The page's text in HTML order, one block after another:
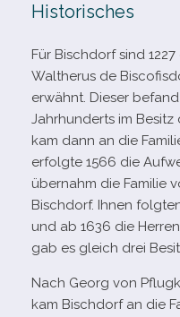
Historisches
Für Bischdorf sind
Waltherus de
erwähnt. Dieser
Jahrhunderts im
kam dann an die
erfolgte 1566 die
über­nahm die Familie
Bischdorf. Ihnen
und ab 1636 die
gab es gleich drei
Nach Georg von
kam Bischdorf an die